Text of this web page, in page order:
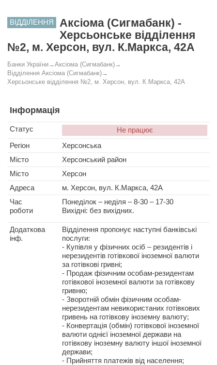
ВІДДІЛЕННЯ
Аксіома (Сигмабанк) -
Херсьонське відділення
№2, м. Херсон, вул. К.Маркса, 42А
Банки України→ Аксіома (Сигмабанк)→
Відділення Аксіома (Сигмабанк)→
Херсьонське відділення №2, м. Херсон, вул. К.Маркса, 42А
Інформація
Статус
Не працює
Регіон
Херсонська
Місто
Херсонський район
Місто
Херсон
Адреса
м. Херсон, вул. К.Маркса, 42А
Час
роботи
Понеділок – неділя – 8-30 – 17-30
Вихідні: без вихідних.
Додаткова
інф.
Відділення пропонує наступні банківські
послуги:
- Купівля у фізичних осіб – резидентів і
нерезидентів готівкової іноземної валюти
за готівкові гривні;
- Продаж фізичним особам-резидентам
готівкової іноземної валюти за готівкову
гривню;
- Зворотній обмін фізичним особам-
нерезидентам невикористаних готівкових
гривень на готівкову іноземну валюту;
- Конвертація (обмін) готівкової іноземної
валюти однієї іноземної держави на
готівкову іноземну валюту іншої іноземної
держави;
- Прийняття платежів від населення;